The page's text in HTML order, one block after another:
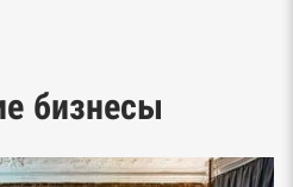
ФНС
бизнесы